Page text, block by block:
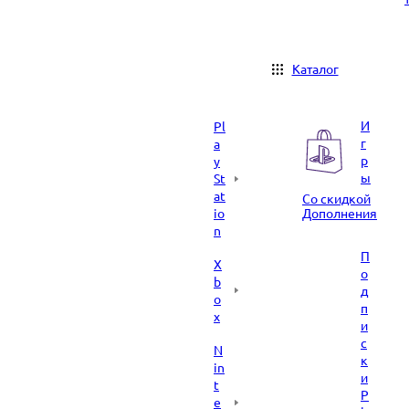
Каталог
Pl
a
y
St
at
io
n
X
b
o
x
N
in
t
e
И
г
р
ы
Со скидкой
Дополнения
П
о
д
п
и
с
к
и
P